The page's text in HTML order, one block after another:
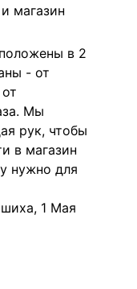
магазин
в 2
- от
Мы
рук, чтобы
в магазин
нужно для
1 Мая